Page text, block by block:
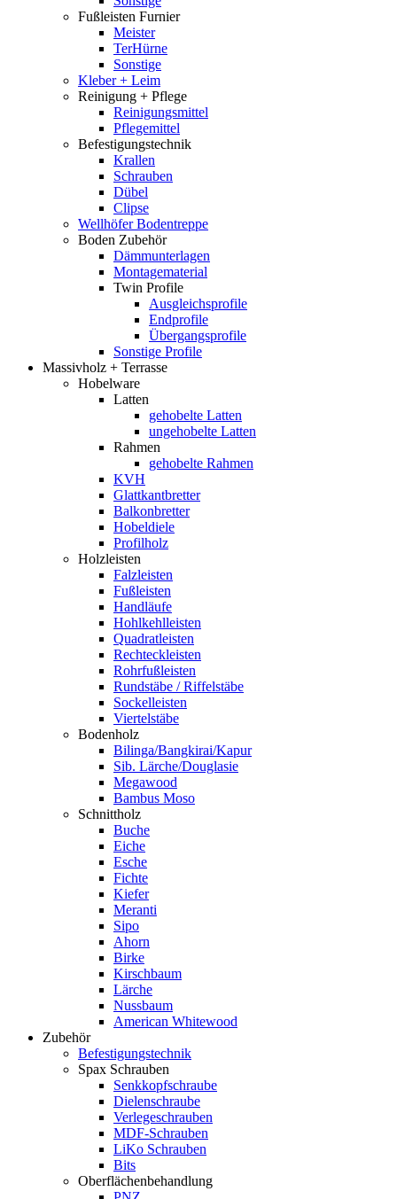
Fußleisten Furnier
Meister
TerHürne
Sonstige
Kleber + Leim
Reinigung + Pflege
Reinigungsmittel
Pflegemittel
Befestigungstechnik
Krallen
Schrauben
Dübel
Clipse
Wellhöfer Bodentreppe
Boden Zubehör
Dämmunterlagen
Montagematerial
Twin Profile
Ausgleichsprofile
Endprofile
Übergangsprofile
Sonstige Profile
Massivholz + Terrasse
Hobelware
Latten
gehobelte Latten
ungehobelte Latten
Rahmen
gehobelte Rahmen
KVH
Glattkantbretter
Balkonbretter
Hobeldiele
Profilholz
Holzleisten
Falzleisten
Fußleisten
Handläufe
Hohlkehlleisten
Quadratleisten
Rechteckleisten
Rohrfußleisten
Rundstäbe / Riffelstäbe
Sockelleisten
Viertelstäbe
Bodenholz
Bilinga/Bangkirai/Kapur
Sib. Lärche/Douglasie
Megawood
Bambus Moso
Schnittholz
Buche
Eiche
Esche
Fichte
Kiefer
Meranti
Sipo
Ahorn
Birke
Kirschbaum
Lärche
Nussbaum
American Whitewood
Zubehör
Befestigungstechnik
Spax Schrauben
Senkkopfschraube
Dielenschraube
Verlegeschrauben
MDF-Schrauben
LiKo Schrauben
Bits
Oberflächenbehandlung